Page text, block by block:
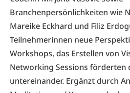
Branchenpersönlichkeiten wie
Mareike Eckhard und Filiz
Teilnehmerinnen neue
Workshops, das Erstellen von
Networking Sessions förderten
untereinander. Ergänzt durch